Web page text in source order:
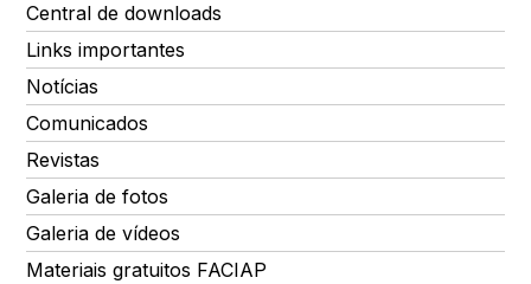
Central de downloads
Links importantes
Notícias
Comunicados
Revistas
Galeria de fotos
Galeria de vídeos
Materiais gratuitos FACIAP